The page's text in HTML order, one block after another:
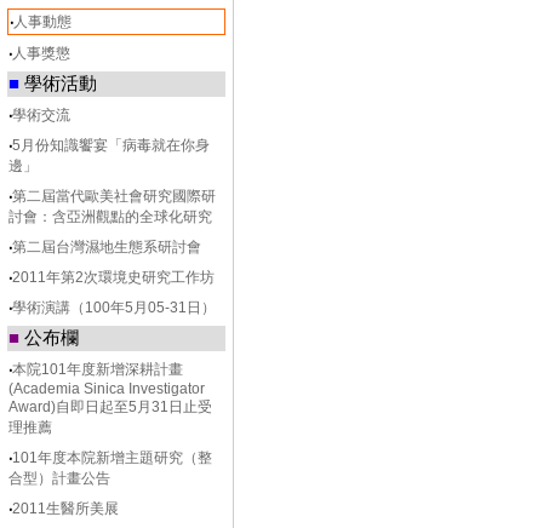
‧人事動態
‧人事獎懲
■ 學術活動
‧學術交流
‧5月份知識饗宴「病毒就在你身
邊」
‧第二屆當代歐美社會研究國際研
討會：含亞洲觀點的全球化研究
‧第二屆台灣濕地生態系研討會
‧2011年第2次環境史研究工作坊
‧學術演講（100年5月05-31日）
■ 公布欄
‧本院101年度新增深耕計畫
(Academia Sinica Investigator
Award)自即日起至5月31日止受
理推薦
‧101年度本院新增主題研究（整
合型）計畫公告
‧2011生醫所美展